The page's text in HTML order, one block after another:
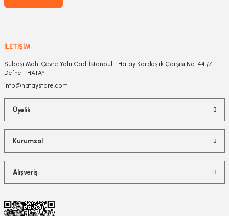
İLETİŞİM
Subaşı Mah. Çevre Yolu Cad. İstanbul - Hatay Kardeşlik Çarşısı No 144 /7
Defne - HATAY
info@hataystore.com
Üyelik
Kurumsal
Alışveriş